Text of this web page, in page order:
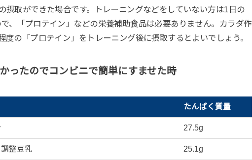
摂取ができた場合です。トレーニングなどをしていない方は1日の
、「プロテイン」などの栄養補助食品は必要ありません。カラダ作
度の「プロテイン」をトレーニング後に摂取するとよいでしょう。
ったのでコンビニで簡単にすませた時
たんぱく質量
27.5g
整豆乳 25.1g